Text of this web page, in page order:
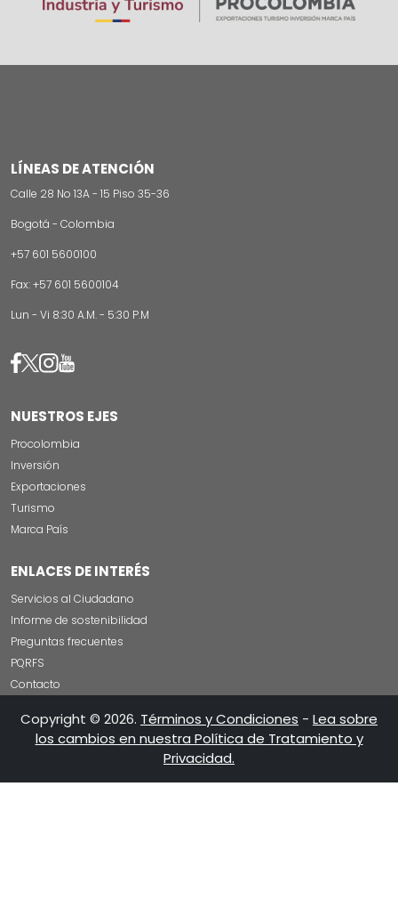
LÍNEAS DE ATENCIÓN
Calle 28 No 13A - 15 Piso 35-36
Bogotá - Colombia
+57 601 5600100
Fax: +57 601 5600104
Lun - Vi 8:30 A.M. - 5:30 P.M
Image
Image
ImageImage
NUESTROS EJES
Procolombia
Inversión
Exportaciones
Turismo
Marca País
ENLACES DE INTERÉS
Servicios al Ciudadano
Informe de sostenibilidad
Preguntas frecuentes
PQRFS
Contacto
Copyright © 2026. Términos y Condiciones - Lea sobre
los cambios en nuestra Política de Tratamiento y
Privacidad.